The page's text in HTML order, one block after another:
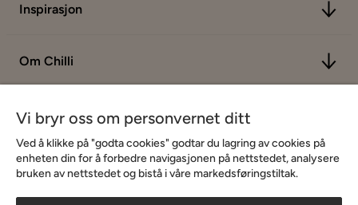
Inspirasjon
Om Chilli
Vi bryr oss om personvernet ditt
Ved å klikke på "godta cookies" godtar du lagring av cookies på
enheten din for å forbedre navigasjonen på nettstedet, analysere
bruken av nettstedet og bistå i våre markedsføringstiltak.